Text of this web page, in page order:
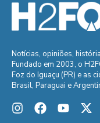
Notícias, opiniões,
Fundado em 2003, o
Foz do Iguaçu (PR) e as
Brasil, Paraguai e